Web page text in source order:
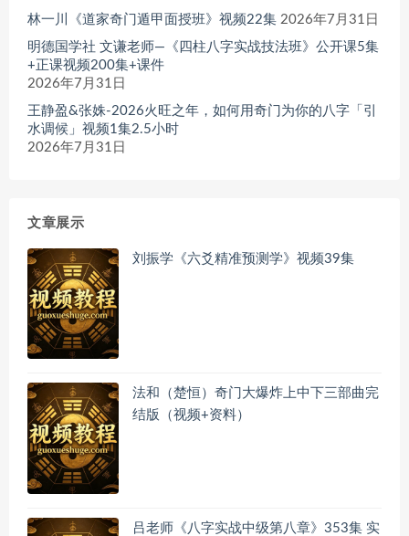
林一川《道家奇门遁甲面授班》视频22集 2026年7月31日
明德国学社 文谦老师—《四柱八字实战技法班》公开课5集
+正课视频200集+课件
2026年7月31日
王静盈&张姝-2026火旺之年，如何用奇门为你的八字「引
水调候」视频1集2.5小时
2026年7月31日
文章展示
刘振学《六爻精准预测学》视频39集
法和（楚恒）奇门大爆炸上中下三部曲完
结版（视频+资料）
吕老师《八字实战中级第八章》353集 实